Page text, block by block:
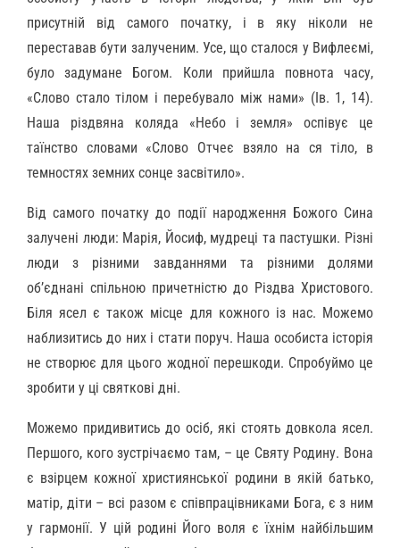
присутній від самого початку, і в яку ніколи не
переставав бути залученим. Усе, що сталося у Вифлеємі,
було задумане Богом. Коли прийшла повнота часу,
«Слово стало тілом і перебувало між нами» (Ів. 1, 14).
Наша різдвяна коляда «Небо і земля» оспівує це
таїнство словами «Слово Отчеє взяло на ся тіло, в
темностях земних сонце засвітило».
Від самого початку до події народження Божого Сина
залучені люди: Марія, Йосиф, мудреці та пастушки. Різні
люди з різними завданнями та різними долями
об’єднані спільною причетністю до Різдва Христового.
Біля ясел є також місце для кожного із нас. Можемо
наблизитись до них і стати поруч. Наша особиста історія
не створює для цього жодної перешкоди. Спробуймо це
зробити у ці святкові дні.
Можемо придивитись до осіб, які стоять довкола ясел.
Першого, кого зустрічаємо там, – це Святу Родину. Вона
є взірцем кожної християнської родини в якій батько,
матір, діти – всі разом є співпрацівниками Бога, є з ним
у гармонії. У цій родині Його воля є їхнім найбільшим